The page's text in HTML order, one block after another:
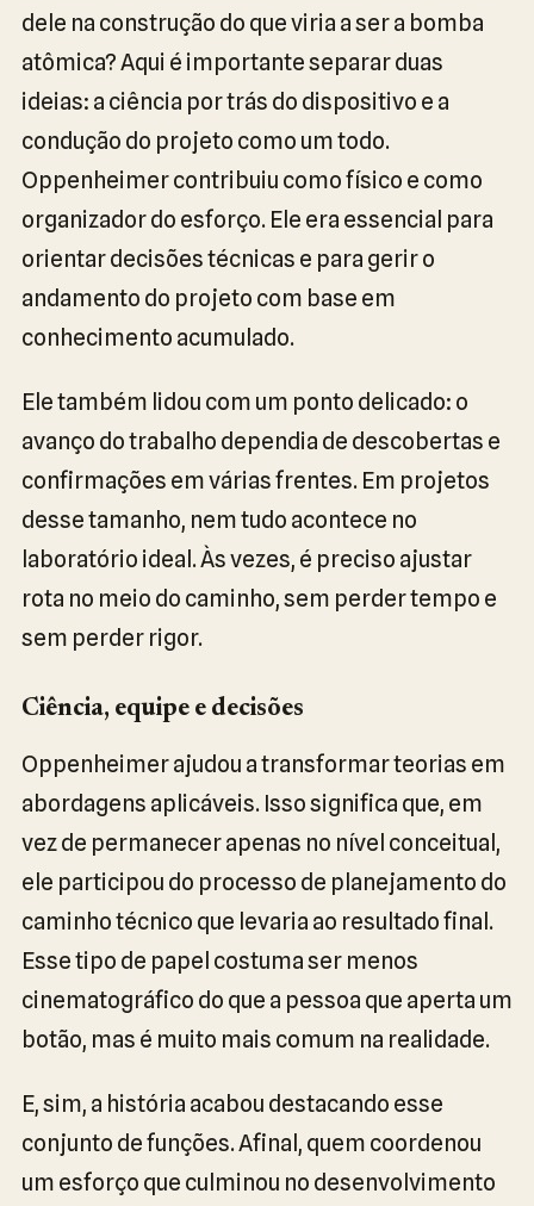
dele na construção do que viria a ser a bomba
atômica? Aqui é importante separar duas
ideias: a ciência por trás do dispositivo e a
condução do projeto como um todo.
Oppenheimer contribuiu como físico e como
organizador do esforço. Ele era essencial para
orientar decisões técnicas e para gerir o
andamento do projeto com base em
conhecimento acumulado.
Ele também lidou com um ponto delicado: o
avanço do trabalho dependia de descobertas e
confirmações em várias frentes. Em projetos
desse tamanho, nem tudo acontece no
laboratório ideal. Às vezes, é preciso ajustar
rota no meio do caminho, sem perder tempo e
sem perder rigor.
Ciência, equipe e decisões
Oppenheimer ajudou a transformar teorias em
abordagens aplicáveis. Isso significa que, em
vez de permanecer apenas no nível conceitual,
ele participou do processo de planejamento do
caminho técnico que levaria ao resultado final.
Esse tipo de papel costuma ser menos
cinematográfico do que a pessoa que aperta um
botão, mas é muito mais comum na realidade.
E, sim, a história acabou destacando esse
conjunto de funções. Afinal, quem coordenou
um esforço que culminou no desenvolvimento